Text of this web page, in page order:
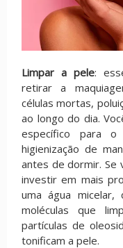
Limpar a pele:
retirar a
células mortas,
ao longo do dia.
específico para
higienização de
antes de dormir. Se
investir em mais
uma água micelar,
moléculas que
partículas de
tonificam a pele.